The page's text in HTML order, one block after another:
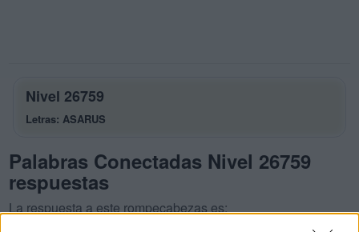
Nivel 26759
Letras: ASARUS
Palabras Conectadas Nivel 26759
respuestas
La respuesta a este rompecabezas es: